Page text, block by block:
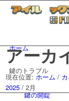
ホーム
鍵のトラブル
鍵の開錠
アーカ
現在位置:ホーム /
2025 / 2月